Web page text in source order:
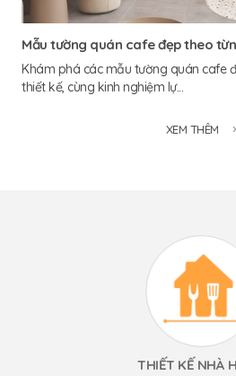
Mẫu tường quán cafe đẹp theo
Khám phá các mẫu tường quán cafe
thiết kế, cùng kinh nghiệm lự...
XEM THÊM
THIẾT KẾ NHÀ